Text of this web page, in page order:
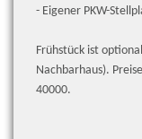
- Eigener PKW-
Frühstück ist
Nachbarhaus).
40000.